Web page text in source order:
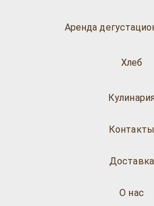
Аренда
Хлеб
О нас
Доставка
Контакты